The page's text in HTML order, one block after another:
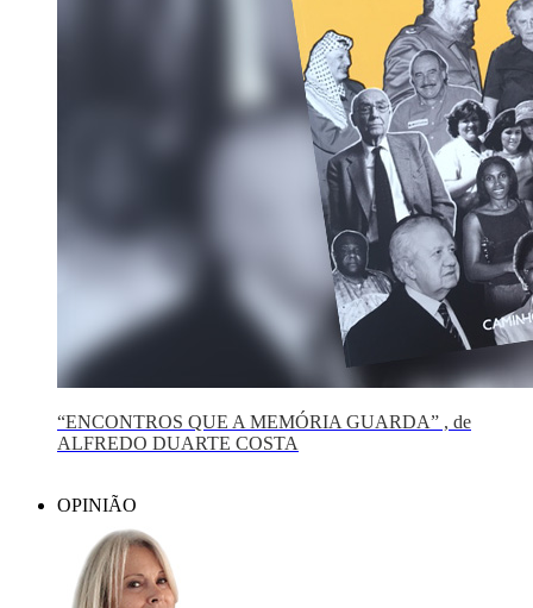
“ENCONTROS QUE A MEMÓRIA GUARDA” , de
ALFREDO DUARTE COSTA
OPINIÃO